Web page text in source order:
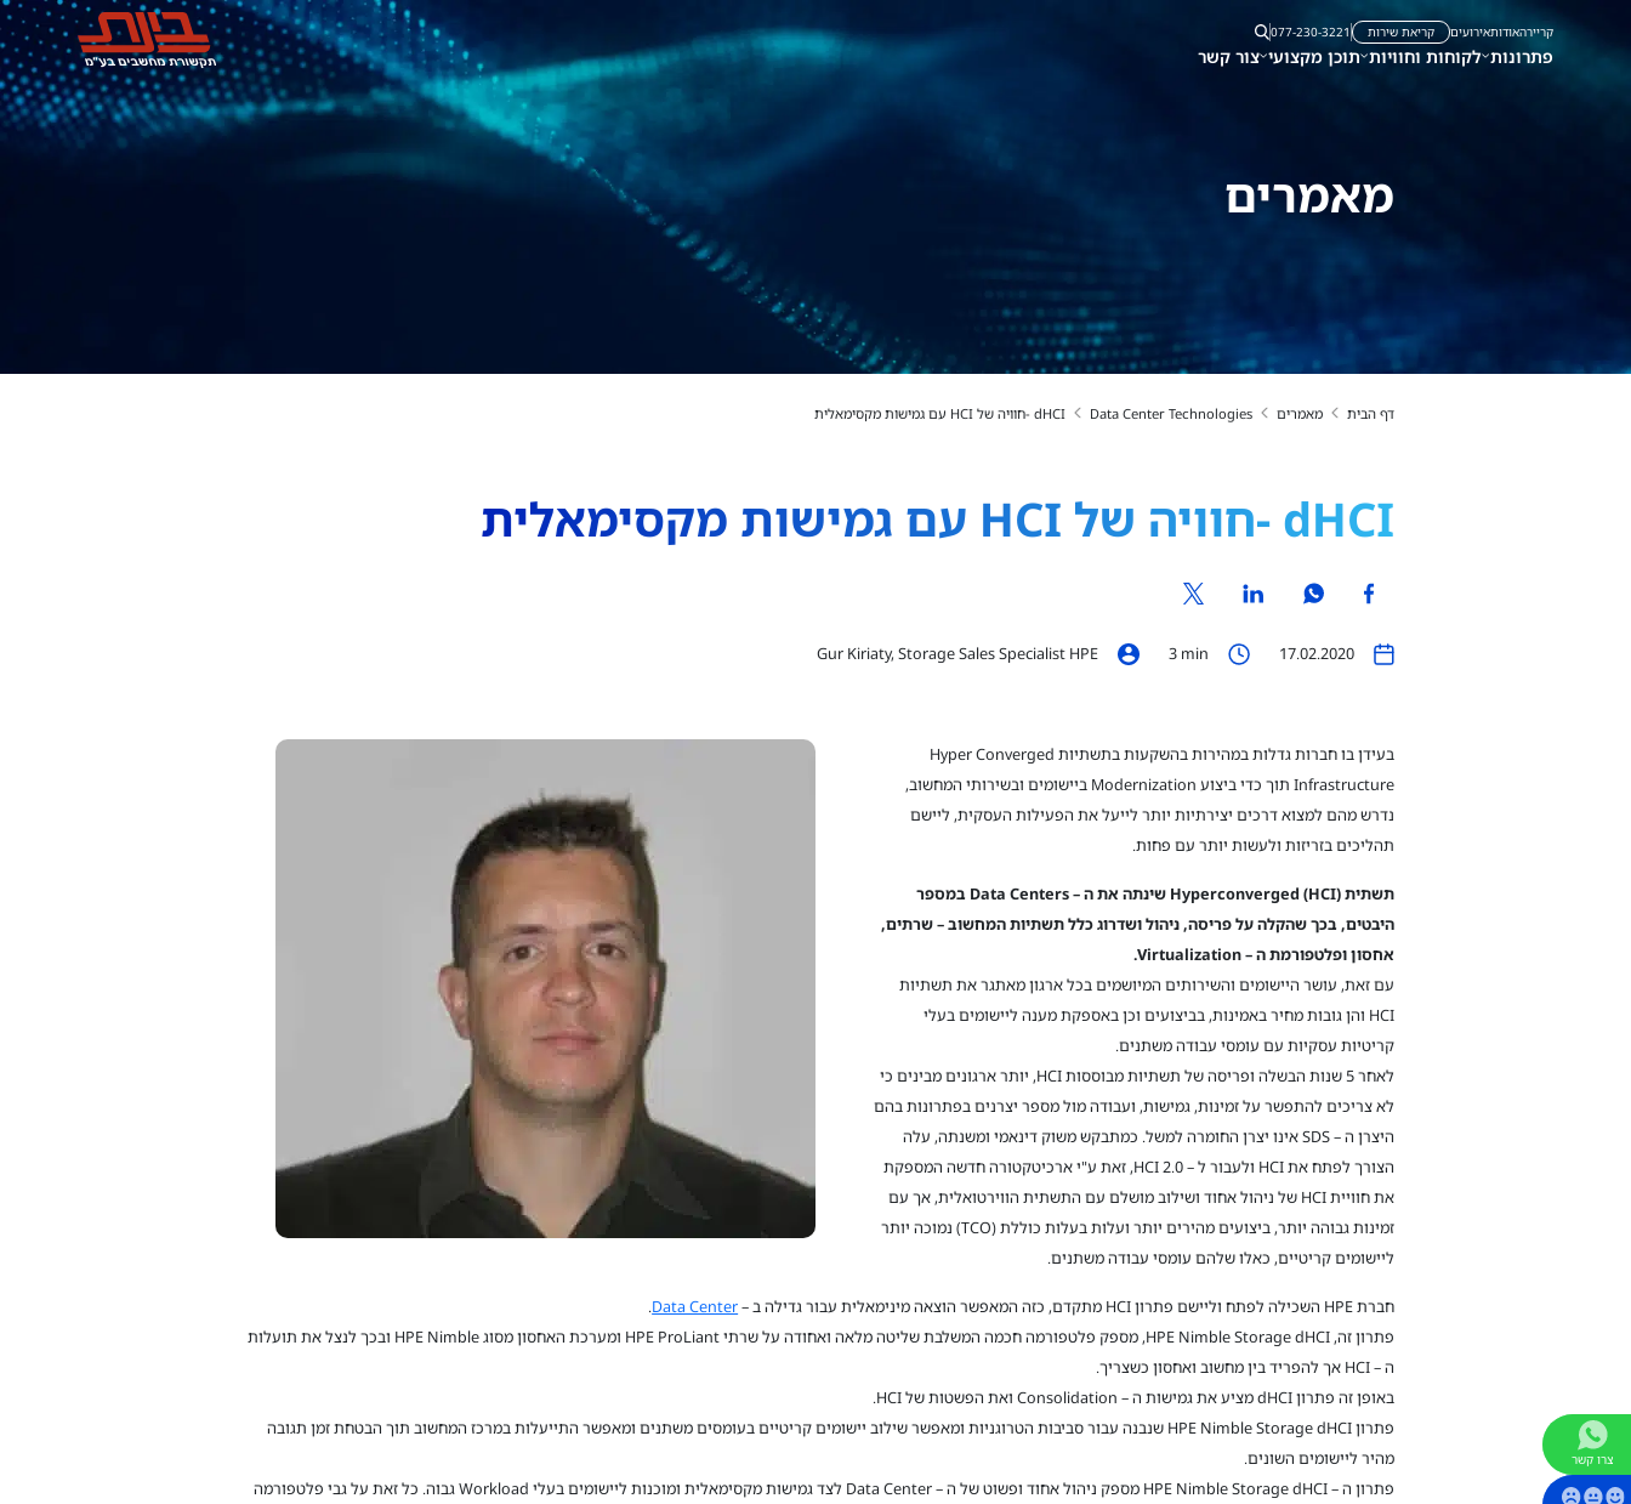
קריירהאודותאירועים קריאת שירות 077-230-3221
פתרונות לקוחות וחוויות תוכן מקצועי צור קשר
צרו קשר
מאמרים
דף הבית מאמרים Data Center Technologies dHCI -חוויה של HCI עם גמישות מקסימאלית
dHCI -חוויה של HCI עם גמישות מקסימאלית
17.02.2020
3 min
Gur Kiriaty, Storage Sales Specialist HPE
בעידן בו חברות גדלות במהירות בהשקעות בתשתיות Hyper Converged
Infrastructure תוך כדי ביצוע Modernization ביישומים ובשירותי המחשוב,
נדרש מהם למצוא דרכים יצירתיות יותר לייעל את הפעילות העסקית, ליישם
תהליכים בזריזות ולעשות יותר עם פחות.
תשתית Hyperconverged (HCI) שינתה את ה – Data Centers במספר
היבטים, בכך שהקלה על פריסה, ניהול ושדרוג כלל תשתיות המחשוב – שרתים,
אחסון ופלטפורמת ה – Virtualization.
עם זאת, עושר היישומים והשירותים המיושמים בכל ארגון מאתגר את תשתיות
HCI והן גובות מחיר באמינות, בביצועים וכן באספקת מענה ליישומים בעלי
קריטיות עסקיות עם עומסי עבודה משתנים.
לאחר 5 שנות הבשלה ופריסה של תשתיות מבוססות HCI, יותר ארגונים מבינים כי
לא צריכים להתפשר על זמינות, גמישות, ועבודה מול מספר יצרנים בפתרונות בהם
היצרן ה – SDS אינו יצרן החומרה למשל. כמתבקש משוק דינאמי ומשנתה, עלה
הצורך לפתח את HCI ולעבור ל – HCI 2.0, זאת ע"י ארכיטקטורה חדשה המספקת
את חוויית HCI של ניהול אחוד ושילוב מושלם עם התשתית הווירטואלית, אך עם
זמינות גבוהה יותר, ביצועים מהירים יותר ועלות בעלות כוללת (TCO) נמוכה יותר
ליישומים קריטיים, כאלו שלהם עומסי עבודה משתנים.
חברת HPE השכילה לפתח וליישם פתרון HCI מתקדם, כזה המאפשר הוצאה מינימאלית עבור גדילה ב – Data Center
.
פתרון זה, HPE Nimble Storage dHCI, מספק פלטפורמה חכמה המשלבת שליטה מלאה ואחודה על שרתי HPE ProLiant ומערכת האחסון מסוג HPE Nimble ובכך לנצל את תועלות
ה – HCI אך להפריד בין מחשוב ואחסון כשצריך.
באופן זה פתרון dHCI מציע את גמישות ה – Consolidation ואת הפשטות של HCI.
פתרון HPE Nimble Storage dHCI שנבנה עבור סביבות הטרוגניות ומאפשר שילוב יישומים קריטיים בעומסים משתנים ומאפשר התייעלות במרכז המחשוב תוך הבטחת זמן תגובה
מהיר ליישומים השונים.
פתרון ה – HPE Nimble Storage dHCI מספק ניהול אחוד ופשוט של ה – Data Center לצד גמישות מקסימאלית ומוכנות ליישומים בעלי Workload גבוה. כל זאת על גבי פלטפורמה